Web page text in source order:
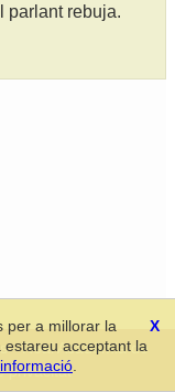
parlant rebuja.
-Real Acadèmia de
privacitat
X
per a millorar la
acceptant la